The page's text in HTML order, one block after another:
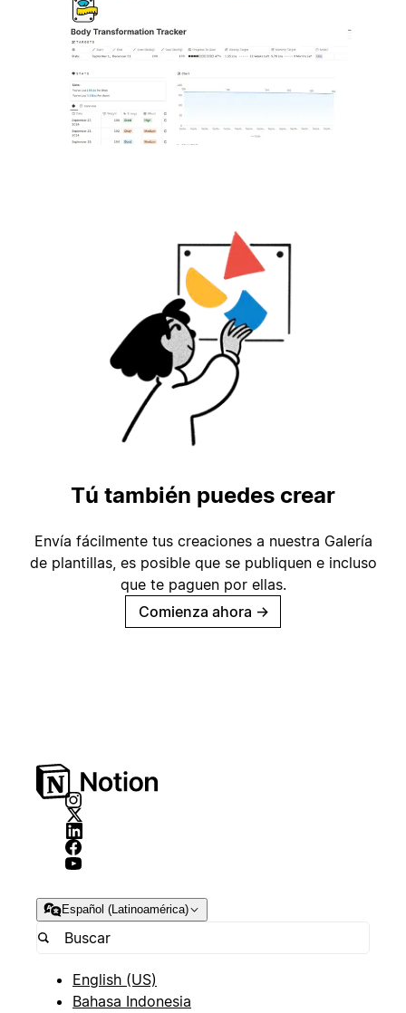
Tú también puedes crear
Envía fácilmente tus creaciones a nuestra Galería
de plantillas, es posible que se publiquen e incluso
que te paguen por ellas.
Comienza ahora →
Español (Latinoamérica)
English (US)
Bahasa Indonesia